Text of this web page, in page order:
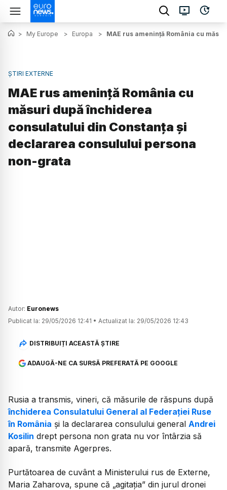
> My Europe > Europa > MAE rus amenință România cu
ȘTIRI EXTERNE
MAE rus amenință România cu
măsuri după închiderea
consulatului din Constanța și
declararea consulului persona
non-grata
Autor: Euronews
Publicat la: 29/05/2026 12:41 • Actualizat la: 29/05/2026 12:43
DISTRIBUIȚI ACEASTĂ ȘTIRE
ADAUGĂ-NE CA SURSĂ PREFERATĂ PE GOOGLE
Rusia a transmis, vineri, că măsurile de răspuns după
închiderea Consulatului General al Federației Ruse
în România și la declararea consulului general Andrei
Kosilin drept persona non grata nu vor întârzia să
apară, transmite Agerpres.
Purtătoarea de cuvânt a Ministerului rus de Externe,
Maria Zaharova, spune că „agitația” din jurul dronei